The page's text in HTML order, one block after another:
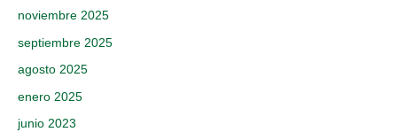
noviembre 2025
septiembre 2025
agosto 2025
enero 2025
junio 2023